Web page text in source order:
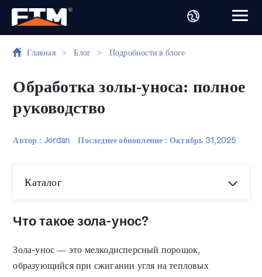
Главная > Блог > Подробности в блоге
Обработка золы-уноса: полное
руководство
Автор : Jordan Последнее обновление :Октябрь 31,2025
Каталог
Что такое зола-унос?
Зола-унос — это мелкодисперсный порошок,
образующийся при сжигании угля на тепловых